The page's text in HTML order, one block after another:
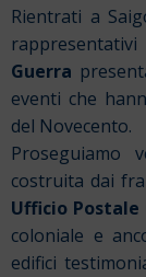
Rientrati a
Guerra
eventi che
del Novecento.
Proseguiamo
costruita dai
Ufficio Postale
coloniale e
edifici